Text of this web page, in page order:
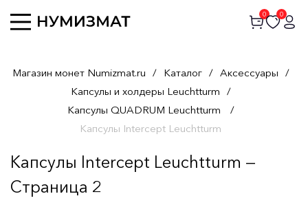
0 0
Магазин монет Numizmat.ru / Каталог / Аксессуары /
Капсулы и холдеры Leuchtturm /
Капсулы QUADRUM Leuchtturm
/
Капсулы Intercept Leuchtturm
Капсулы Intercept Leuchtturm —
Страница 2